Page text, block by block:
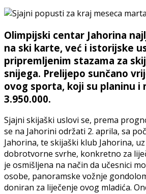
Olimpijski centar Jahorina
na ski karte, već i istorijske
pripremljenim stazama za
snijega. Prelijepo sunčano
ovog sporta, koji su planinu i
3.950.000.
Sjajni skijaški uslovi se, prema
se na Jahorini održati 2. aprila, sa
Jahorina, te skijaški klub Jahorina,
dobrotvorne svrhe, konkretno za
je osmišljena na način da učesnici
osobe, panoramske vožnje
doniran za liječenje ovog mladića.